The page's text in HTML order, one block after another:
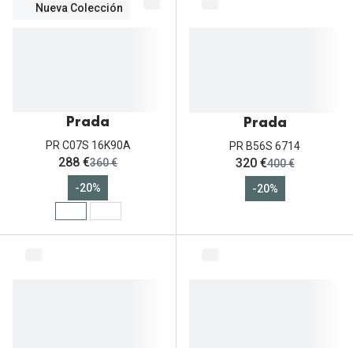
Nueva Colección
Prada
PR C07S 16K90A
ahora:
288 €antes:
360 €
-20%
Prada
PR B56S 6714
ahora:
320 €antes:
400 €
-20%